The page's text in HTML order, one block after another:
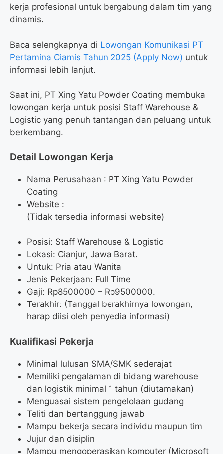
kerja profesional untuk bergabung dalam tim yang
dinamis.
Baca selengkapnya di Lowongan Komunikasi PT
Pertamina Ciamis Tahun 2025 (Apply Now) untuk
informasi lebih lanjut.
Saat ini, PT Xing Yatu Powder Coating membuka
lowongan kerja untuk posisi Staff Warehouse &
Logistic yang penuh tantangan dan peluang untuk
berkembang.
Detail Lowongan Kerja
Nama Perusahaan : PT Xing Yatu Powder
Coating
Website :
(Tidak tersedia informasi website)
Posisi: Staff Warehouse & Logistic
Lokasi: Cianjur, Jawa Barat.
Untuk: Pria atau Wanita
Jenis Pekerjaan: Full Time
Gaji: Rp8500000 – Rp9500000.
Terakhir: (Tanggal berakhirnya lowongan,
harap diisi oleh penyedia informasi)
Kualifikasi Pekerja
Minimal lulusan SMA/SMK sederajat
Memiliki pengalaman di bidang warehouse
dan logistik minimal 1 tahun (diutamakan)
Menguasai sistem pengelolaan gudang
Teliti dan bertanggung jawab
Mampu bekerja secara individu maupun tim
Jujur dan disiplin
Mampu mengoperasikan komputer (Microsoft